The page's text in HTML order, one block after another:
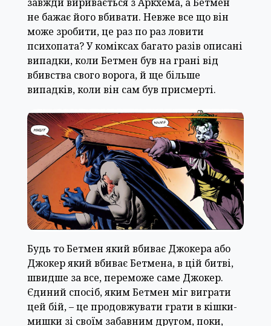
не бажає його вбивати. Невже все що він
може зробити, це раз по раз ловити
психопата? У коміксах багато разів описані
випадки, коли Бетмен був на грані від
вбивства свого ворога, й ще більше
випадків, коли він сам був присмерті.
Будь то Бетмен який вбиває Джокера або
Джокер який вбиває Бетмена, в цій битві,
швидше за все, переможе саме Джокер.
Єдиний спосіб, яким Бетмен міг виграти
цей бій, – це продовжувати грати в кішки-
мишки зі своїм забавним другом, поки,